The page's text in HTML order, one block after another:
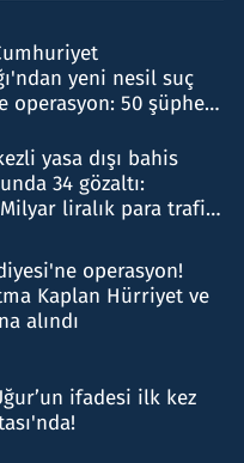
yeni nesil suç
operasyon: 50 şüpheli
yasa dışı bahis
34 gözaltı:
Milyar liralık para trafiği
operasyon!
Kaplan Hürriyet ve
alındı
ifadesi ilk kez